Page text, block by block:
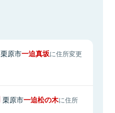
栗原市一迫真坂に住所変更
栗原市一迫松の木に住所